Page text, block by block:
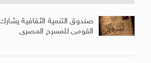
صندوق التنمية الثقافية
القومى للمسرح المصرى